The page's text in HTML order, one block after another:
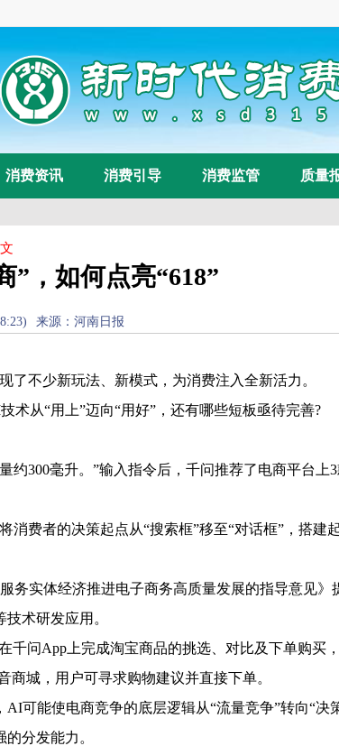
消费资讯 消费引导 消费监管 质量
”，如何点亮“618”
来源：河南日报
不少新玩法、新模式，为消费注入全新活力。
从“用上”迈向“用好”，还有哪些短板亟待完善?
300毫升。”输入指令后，千问推荐了电商平台上
费者的决策起点从“搜索框”移至“对话框”，搭建
实体经济推进电子商务高质量发展的指导意见》
术研发应用。
问App上完成淘宝商品的挑选、对比及下单购买
城，用户可寻求购物建议并直接下单。
能使电商竞争的底层逻辑从“流量竞争”转向“决
分发能力。